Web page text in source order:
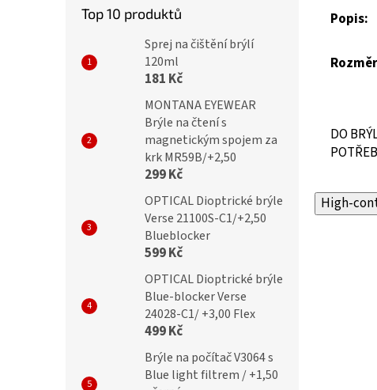
Top 10 produktů
Sprej na čištění brýlí
120ml
181 Kč
MONTANA EYEWEAR
Brýle na čtení s
magnetickým spojem za
krk MR59B/+2,50
299 Kč
OPTICAL Dioptrické brýle
Verse 21100S-C1/+2,50
Blueblocker
599 Kč
OPTICAL Dioptrické brýle
Blue-blocker Verse
24028-C1/ +3,00 Flex
499 Kč
Brýle na počítač V3064 s
Blue light filtrem / +1,50
Popis:
DO
High-